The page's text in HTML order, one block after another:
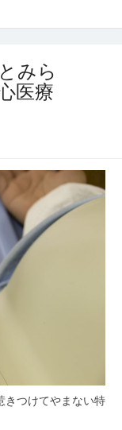
みら
医療
きつけてやまない特